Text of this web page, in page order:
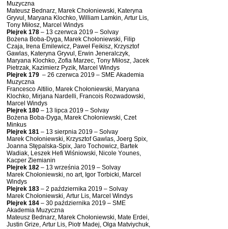
Muzyczna
Mateusz Bednarz, Marek Chołoniewski, Kateryna
Gryvul, Maryana Klochko, William Lamkin, Artur Lis,
Tony Miłosz, Marcel Windys
Plejrek 178 – 13 czerwca 2019 – Solvay
Bożena Boba-Dyga, Marek Chołoniewski, Filip
Czaja, Irena Emilewicz, Paweł Feikisz, Krzysztof
Gawlas, Kateryna Gryvul, Erwin Jeneralczyk,
Maryana Klochko, Zofia Marzec, Tony Miłosz, Jacek
Pietrzak, Kazimierz Pyzik, Marcel Windys
Plejrek 179 – 26 czerwca 2019 – SME Akademia
Muzyczna
Francesco Altilio, Marek Chołoniewski, Maryana
Klochko, Mirjana Nardelli, Francois Rozwadowski,
Marcel Windys
Plejrek 180 – 13 lipca 2019 – Solvay
Bożena Boba-Dyga, Marek Chołoniewski, Czet
Minkus
Plejrek 181 – 13 sierpnia 2019 – Solvay
Marek Chołoniewski, Krzysztof Gawlas, Joerg Spix,
Joanna Stępalska-Spix, Jaro Tochowicz, Bartek
Wadiak, Leszek Hefi Wiśniowski, Nicole Younes,
Kacper Ziemianin
Plejrek 182 – 13 września 2019 – Solvay
Marek Chołoniewski, no art, Igor Torbicki, Marcel
Windys
Plejrek 183 – 2 października 2019 – Solvay
Marek Chołoniewski, Artur Lis, Marcel Windys
Plejrek 184 – 30 października 2019 – SME
Akademia Muzyczna
Mateusz Bednarz, Marek Chołoniewski, Mate Erdei,
Justin Grize, Artur Lis, Piotr Madej, Olga Matviychuk,